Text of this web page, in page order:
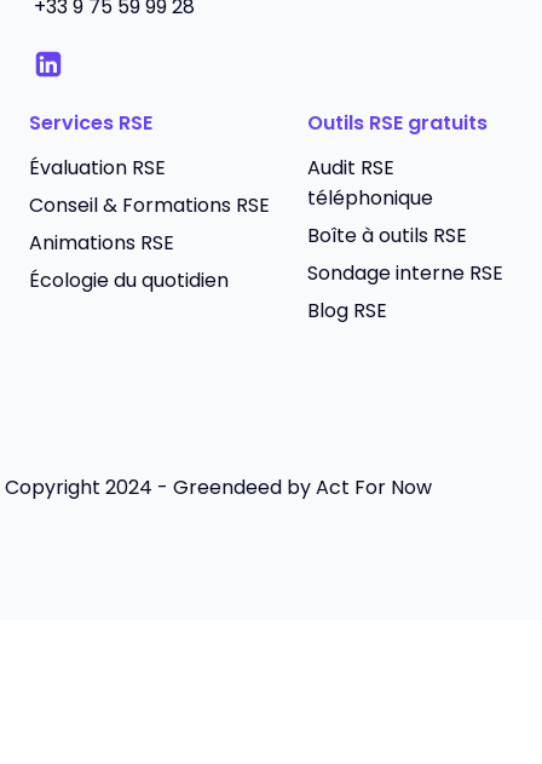
+33 9 75 59 99 28
Services RSE
Évaluation RSE
Conseil & Formations RSE
Animations RSE
Écologie du quotidien
Outils RSE gratuits
Audit RSE
téléphonique
Boîte à outils RSE
Sondage interne RSE
Blog RSE
Copyright 2024 - Greendeed by Act For Now